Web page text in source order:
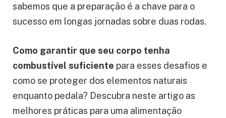
sabemos que a preparação é a chave para o
sucesso em longas jornadas sobre duas rodas.
Como garantir que seu corpo tenha
combustível suficiente para esses desafios e
como se proteger dos elementos naturais
enquanto pedala? Descubra neste artigo as
melhores práticas para uma alimentação